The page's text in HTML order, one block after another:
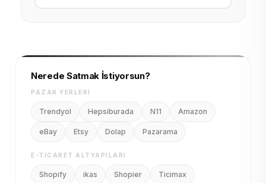
Nerede Satmak İstiyorsun?
PAZAR YERLERI
Trendyol Hepsiburada N11 Amazon
eBay Etsy Dolap Pazarama
E-TICARET ALTYAPILARI
Shopify ikas Shopier Ticimax